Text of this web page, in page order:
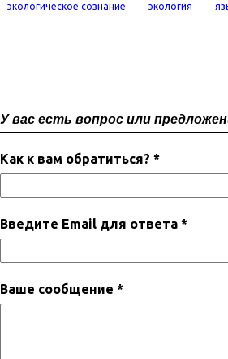
экологическое сознание экология
У вас есть вопрос или
Как к вам обратиться? *
Введите Email для ответа *
Ваше сообщение *